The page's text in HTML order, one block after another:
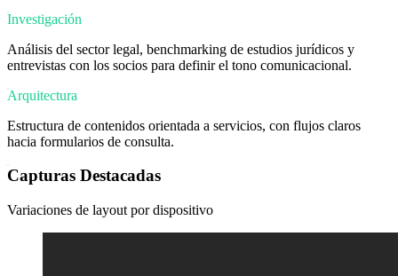
Investigación
Análisis del sector legal, benchmarking de estudios jurídicos y
entrevistas con los socios para definir el tono comunicacional.
Arquitectura
Estructura de contenidos orientada a servicios, con flujos claros
hacia formularios de consulta.
Capturas Destacadas
Variaciones de layout por dispositivo